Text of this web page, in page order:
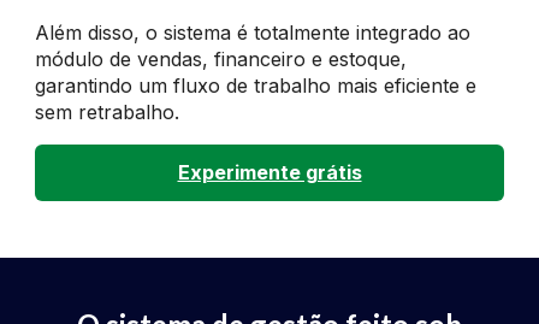
Além disso, o sistema é totalmente integrado ao
módulo de vendas, financeiro e estoque,
garantindo um fluxo de trabalho mais eficiente e
sem retrabalho.
Experimente grátis